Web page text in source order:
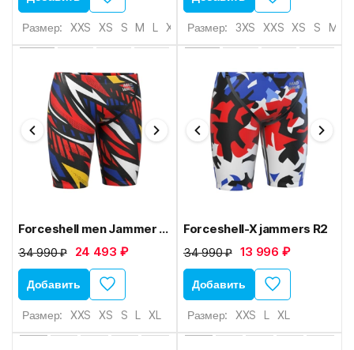
Размер: XXS XS S M L XL Размер: 3XS XXS XS S M
Forceshell men Jammer X9
34 990 ₽ 24 493 ₽
Добавить
Размер: XXS XS S L XL
Forceshell-X jammers R2
34 990 ₽ 13 996 ₽
Добавить
Размер: XXS L XL